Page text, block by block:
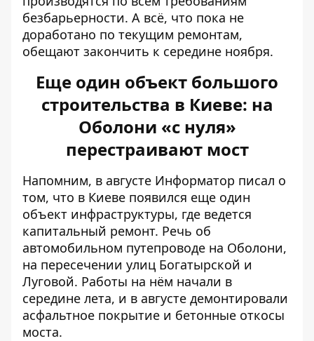
безбарьерности. А всё, что пока не
доработано по текущим ремонтам,
обещают закончить к середине ноября.
Еще один объект большого
строительства в Киеве: на
Оболони «с нуля»
перестраивают мост
Напомним, в августе Информатор писал о
том, что в Киеве появился еще один
объект инфраструктуры, где ведется
капитальный ремонт. Речь об
автомобильном путепроводе на Оболони,
на пересечении улиц Богатырской и
Луговой. Работы на нём начали в
середине лета, и в августе демонтировали
асфальтное покрытие и бетонные откосы
моста.